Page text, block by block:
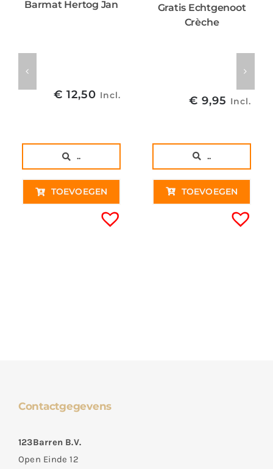
Barmat Hertog Jan
€ 12,50 Incl.
..
TOEVOEGEN
Gratis Echtgenoot
Crèche
€ 9,95 Incl.
..
TOEVOEGEN
Contactgegevens
123Barren B.V.
Open Einde 12